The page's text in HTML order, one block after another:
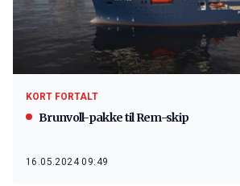
KORT FORTALT
Brunvoll-pakke til Rem-skip
16.05.2024 09:49